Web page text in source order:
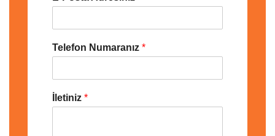
Telefon Numaranız *
İletiniz *